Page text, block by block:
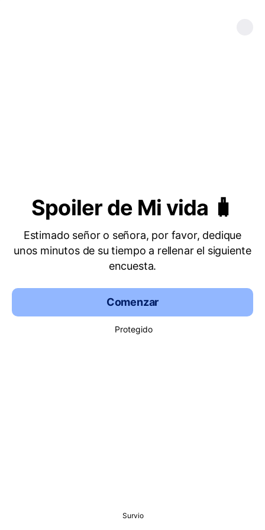
Spoiler de Mi vida 🧳
Estimado señor o señora, por favor, dedique
unos minutos de su tiempo a rellenar el siguiente
encuesta.
Comenzar
Protegido
Survio